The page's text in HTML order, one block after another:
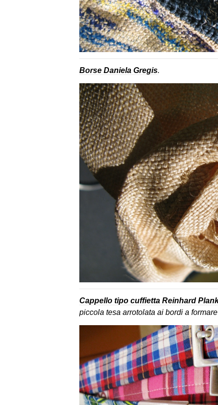
Borse Daniela Gregis.
Cappello tipo cuffietta Reinhard
piccola tesa arrotolata ai bordi a